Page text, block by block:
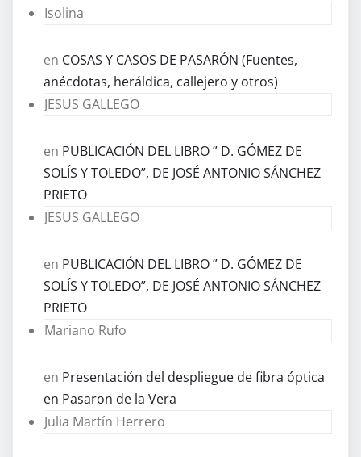
Isolina
en COSAS Y CASOS DE PASARÓN (Fuentes,
anécdotas, heráldica, callejero y otros)
JESUS GALLEGO
en PUBLICACIÓN DEL LIBRO ” D. GÓMEZ DE
SOLÍS Y TOLEDO”, DE JOSÉ ANTONIO SÁNCHEZ
PRIETO
JESUS GALLEGO
en PUBLICACIÓN DEL LIBRO ” D. GÓMEZ DE
SOLÍS Y TOLEDO”, DE JOSÉ ANTONIO SÁNCHEZ
PRIETO
Mariano Rufo
en Presentación del despliegue de fibra óptica
en Pasaron de la Vera
Julia Martín Herrero